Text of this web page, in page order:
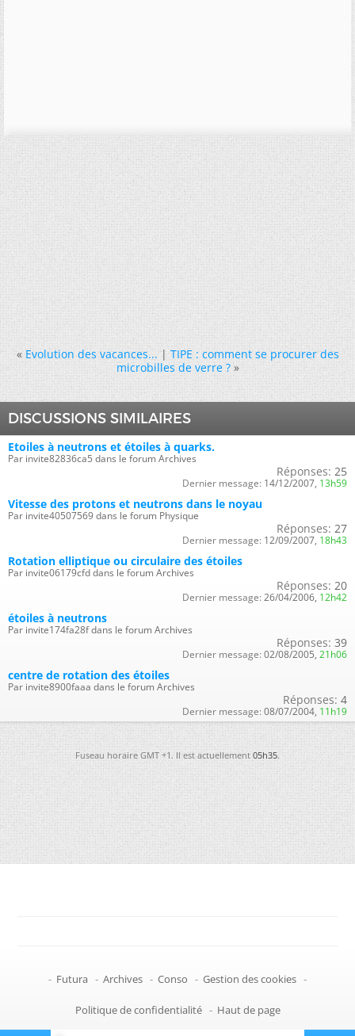
« Evolution des vacances...|TIPE : comment se procurer des
microbilles de verre ? »
DISCUSSIONS SIMILAIRES
Etoiles à neutrons et étoiles à quarks.
Par invite82836ca5 dans le forum Archives
Réponses: 25
Dernier message: 14/12/2007, 13h59
Vitesse des protons et neutrons dans le noyau
Par invite40507569 dans le forum Physique
Réponses: 27
Dernier message: 12/09/2007, 18h43
Rotation elliptique ou circulaire des étoiles
Par invite06179cfd dans le forum Archives
Réponses: 20
Dernier message: 26/04/2006, 12h42
étoiles à neutrons
Par invite174fa28f dans le forum Archives
Réponses: 39
Dernier message: 02/08/2005, 21h06
centre de rotation des étoiles
Par invite8900faaa dans le forum Archives
Réponses: 4
Dernier message: 08/07/2004, 11h19
Fuseau horaire GMT +1. Il est actuellement05h35.
- Futura - Archives - Conso - Gestion des cookies -
Politique de confidentialité - Haut de page